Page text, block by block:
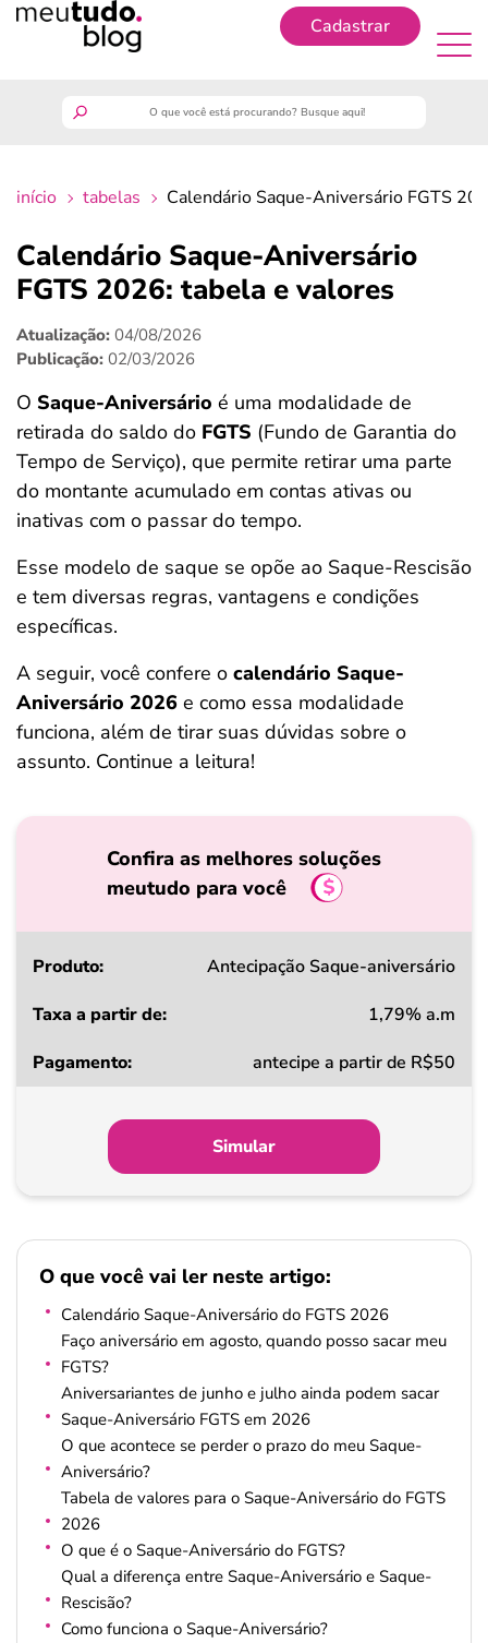
Cadastrar
finanças
benefícios
crédito fácil
últimas notícias
ferramentas
início tabelas Calendário Saque-Aniversário FGTS
Calendário Saque-Aniversário
FGTS 2026: tabela e valores
Atualização: 04/08/2026
Publicação: 02/03/2026
O Saque-Aniversário é uma modalidade de
retirada do saldo do FGTS (Fundo de Garantia do
Tempo de Serviço), que permite retirar uma parte
do montante acumulado em contas ativas ou
inativas com o passar do tempo.
Esse modelo de saque se opõe ao Saque-Rescisão
e tem diversas regras, vantagens e condições
específicas.
A seguir, você confere o calendário Saque-
Aniversário 2026 e como essa modalidade
funciona, além de tirar suas dúvidas sobre o
assunto. Continue a leitura!
Confira as melhores soluções
meutudo para você
Produto
a
Pagamento
Antecipação Saque-aniversário
1,79% a.m
antecipe a partir de R$50
Simular
O que você vai ler neste artigo:
Calendário Saque-Aniversário do FGTS 2026
Faço aniversário em agosto, quando posso sacar meu
FGTS?
Aniversariantes de junho e julho ainda podem sacar
Saque-Aniversário FGTS em 2026
O que acontece se perder o prazo do meu Saque-
Aniversário?
Tabela de valores para o Saque-Aniversário do FGTS
2026
O que é o Saque-Aniversário do FGTS?
Qual a diferença entre Saque-Aniversário e Saque-
Rescisão?
Como funciona o Saque-Aniversário?